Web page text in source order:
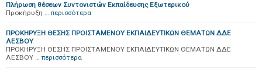
Πλήρωση θέσεων Συντονιστών Εκπαίδευσης Εξωτερικού
Προκήρυξη … περισσότερα
ΠΡΟΚΗΡΥΞΗ ΘΕΣΗΣ ΠΡΟΙΣΤΑΜΕΝΟΥ ΕΚΠΑΙΔΕΥΤΙΚΩΝ ΘΕΜΑΤΩΝ ΔΔΕ
ΛΕΣΒΟΥ
ΠΡΟΚΗΡΥΞΗ ΘΕΣΗΣ ΠΡΟΙΣΤΑΜΕΝΟΥ ΕΚΠΑΙΔΕΥΤΙΚΩΝ ΘΕΜΑΤΩΝ ΔΔΕ
ΛΕΣΒΟΥ … περισσότερα